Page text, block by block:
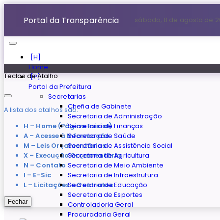
Home
Portal da Prefeitura
Secretarias
Chefia de Gabinete
Secretaria de Administração
Secretaria de Finanças
Secretaria de Saúde
Secretaria de Assistência Social
Secretaria de Agricultura
Secretaria de Meio Ambiente
Secretaria de Infraestrutura
Secretaria de Educação
Secretaria de Esportes
Controladoria Geral
Procuradoria Geral
Portal da Transparência sábado, 8 de agosto de
Teclas de Atalho
A lista dos atalhos são:
H – Home (Página Inicial)
A – Acesse à Informação
M – Leis Orçamentárias
X – Execução Orçamentária
N – Contato
I – E-Sic
L – Licitações e Contratos
Fechar